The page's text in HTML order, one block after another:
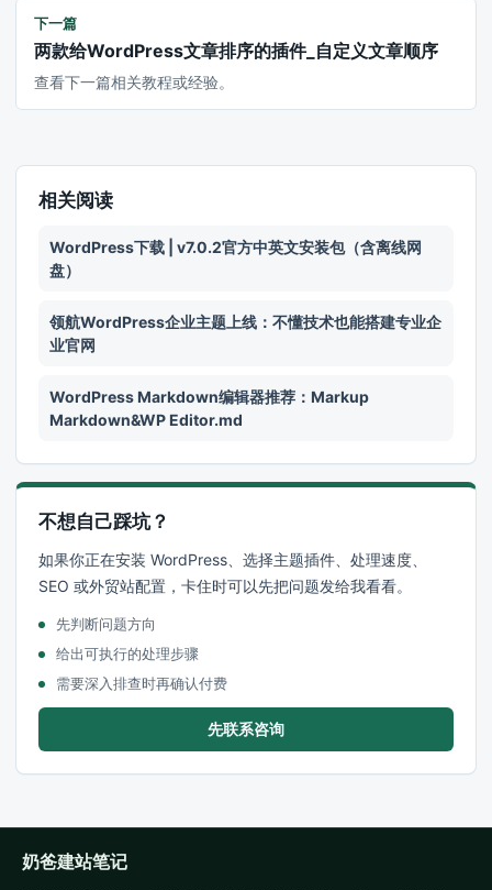
下一篇
两款给WordPress文章排序的插件_自定义文章顺序
查看下一篇相关教程或经验。
相关阅读
WordPress下载 | v7.0.2官方中英文安装包（含离线网
盘）
领航WordPress企业主题上线：不懂技术也能搭建专业企
业官网
WordPress Markdown编辑器推荐：Markup
Markdown&WP Editor.md
不想自己踩坑？
如果你正在安装 WordPress、选择主题插件、处理速度、
SEO 或外贸站配置，卡住时可以先把问题发给我看看。
先判断问题方向
给出可执行的处理步骤
需要深入排查时再确认付费
先联系咨询
奶爸建站笔记